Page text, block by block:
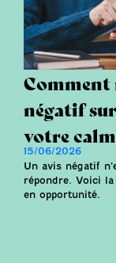
Comment
négatif
votre
15/06/2026
Un avis négatif
répondre. Voici
en opportunité.